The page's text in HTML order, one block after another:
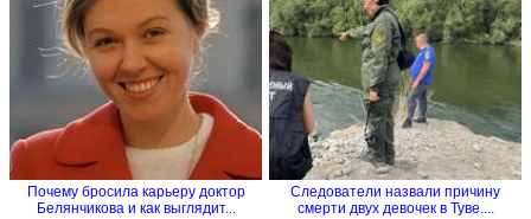
Почему бросила карьеру доктор
Белянчикова и как выглядит...
Следователи назвали причину
смерти двух девочек в Туве....